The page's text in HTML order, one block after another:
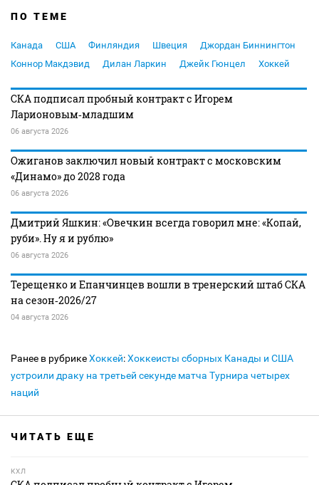
ПО ТЕМЕ
Канада США Финляндия Швеция
Джордан Биннингтон
Коннор Макдэвид
Дилан Ларкин Джейк Гюнцел Хоккей
СКА подписал пробный контракт с Игорем
Ларионовым‑младшим
06 августа 2026
Ожиганов заключил новый контракт с московским
«Динамо» до 2028 года
06 августа 2026
Дмитрий Яшкин: «Овечкин всегда говорил мне: «Копай,
руби». Ну я и рублю»
06 августа 2026
Терещенко и Епанчинцев вошли в тренерский штаб СКА
на сезон‑2026/27
04 августа 2026
Ранее в рубрикеХоккей:Хоккеисты сборных Канады и США
устроили драку на третьей секунде матча Турнира четырех
наций
ЧИТАТЬ ЕЩЕ
КХЛ